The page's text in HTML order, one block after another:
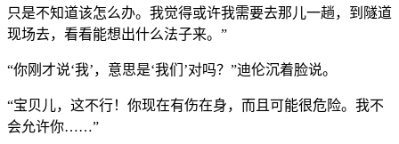
只是不知道该怎么办。我觉得或许我需要去那儿一趟，到隧道
现场去，看看能想出什么法子来。”
“你刚才说‘我’，意思是‘我们’对吗？”迪伦沉着脸说。
“宝贝儿，这不行！你现在有伤在身，而且可能很危险。我不
会允许你……”